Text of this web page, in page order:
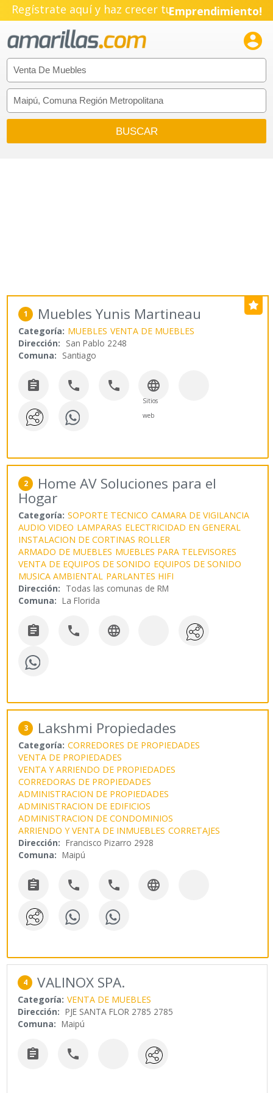
Regístrate aquí y haz crecer tuEmprendimiento!

1 Muebles Yunis Martineau
Categoría: MUEBLES VENTA DE MUEBLES
Dirección: San Pablo 2248
Comuna: Santiago
   
Sitios
web
2 Home AV Soluciones para el
Hogar
Categoría: SOPORTE TECNICO CAMARA DE VIGILANCIA
AUDIO VIDEO LAMPARAS ELECTRICIDAD EN GENERAL
INSTALACION DE CORTINAS ROLLER
ARMADO DE MUEBLES MUEBLES PARA TELEVISORES
VENTA DE EQUIPOS DE SONIDO EQUIPOS DE SONIDO
MUSICA AMBIENTAL PARLANTES HIFI
Dirección: Todas las comunas de RM
Comuna: La Florida
  
3 Lakshmi Propiedades
Categoría: CORREDORES DE PROPIEDADES
VENTA DE PROPIEDADES
VENTA Y ARRIENDO DE PROPIEDADES
CORREDORAS DE PROPIEDADES
ADMINISTRACION DE PROPIEDADES
ADMINISTRACION DE EDIFICIOS
ADMINISTRACION DE CONDOMINIOS
ARRIENDO Y VENTA DE INMUEBLES CORRETAJES
Dirección: Francisco Pizarro 2928
Comuna: Maipú
   
4 VALINOX SPA.
Categoría: VENTA DE MUEBLES
Dirección: PJE SANTA FLOR 2785 2785
Comuna: Maipú
 